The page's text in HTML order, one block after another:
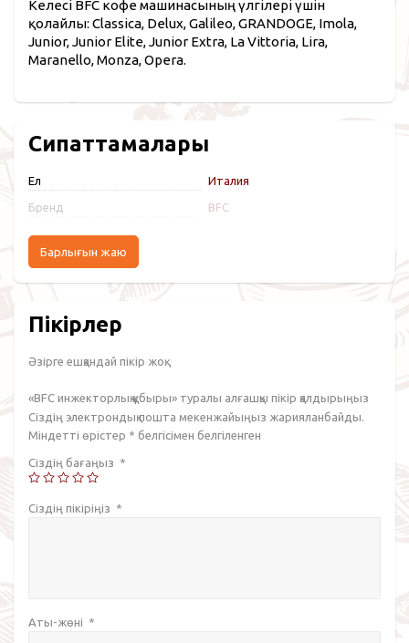
Келесі BFC кофе машинасының үлгілері үшін
қолайлы: Classica, Delux, Galileo, GRANDOGE, Imola,
Junior, Junior Elite, Junior Extra, La Vittoria, Lira,
Maranello, Monza, Opera.
Сипаттамалары
Ел Италия
Бренд BFC
Барлығын жаю
Пікірлер
Әзірге ешқандай пікір жоқ.
«BFC инжекторлық құбыры» туралы алғашқы пікір қалдырыңыз
Сіздің электрондық пошта мекенжайыңыз жарияланбайды.
Міндетті өрістер * белгісімен белгіленген
Сіздің бағаңыз *
Сіздің пікіріңіз *
Аты-жөні *